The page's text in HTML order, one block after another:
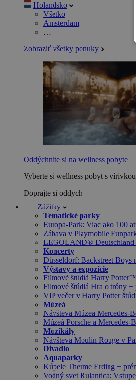
Holandsko
Všetko
Amsterdam
…
Zobraziť všetky ponuky
Oddýchnite si na wellness pobyte
Vyberte si wellness pobyt s
Doprajte si oddych
Zážitky
Tematické parky
Europa-Park: Viac ako 100
Zábava v Playmobile
LEGOLAND® Deutschland
Koncerty
Düsseldorf: Backstreet Boys
Výstavy a expozície
Filmové štúdiá Harry
Filmové štúdiá Hra o tróny +
VIP večer v Harry Potter
Múzeá
Návšteva Múzea Mercedes-
Múzeá Porsche a Mercedes-
Muzikály
Návšteva Moulin Rouge v
Divadlo
Aquaparky
Kúpele Therme Erding +
Vodný svet Rulantica: